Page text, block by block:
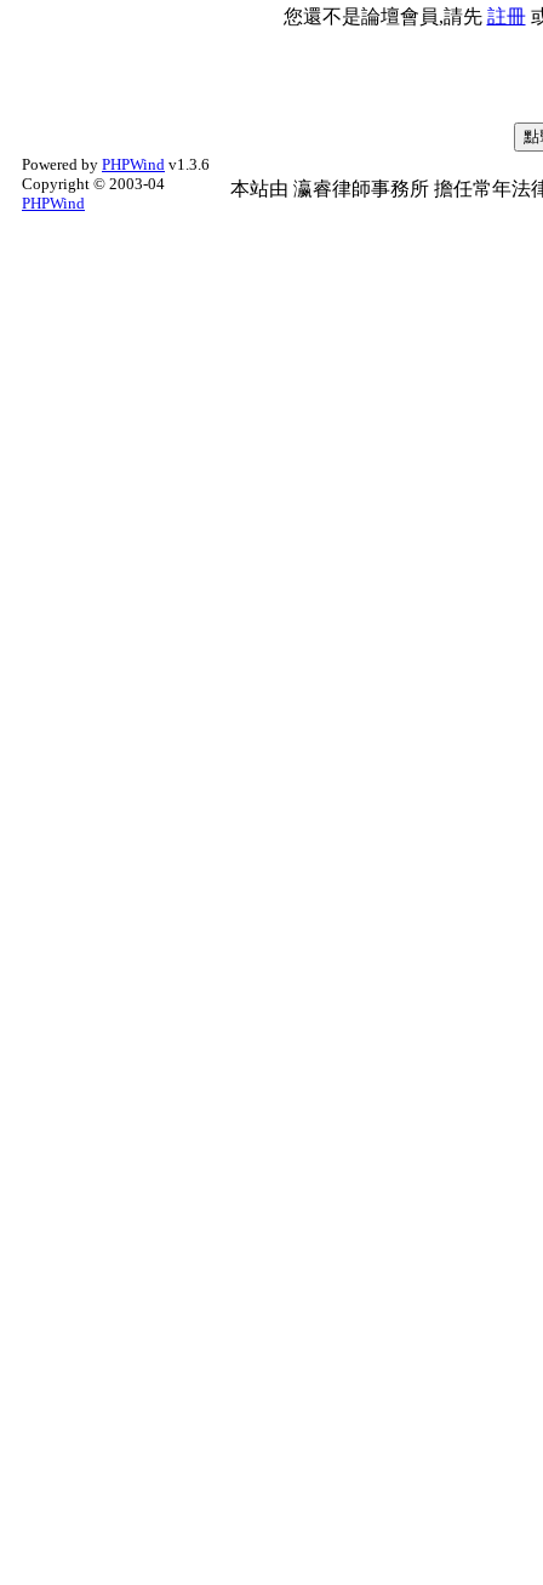
您還不是論壇會員,請先 註冊
Powered by PHPWind v1.3.6
Copyright © 2003-04
PHPWind
本站由 瀛睿律師事務所 擔任常年法